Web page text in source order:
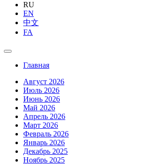
RU
EN
中文
FA
Главная
Август 2026
Июль 2026
Июнь 2026
Май 2026
Апрель 2026
Март 2026
Февраль 2026
Январь 2026
Декабрь 2025
Ноябрь 2025